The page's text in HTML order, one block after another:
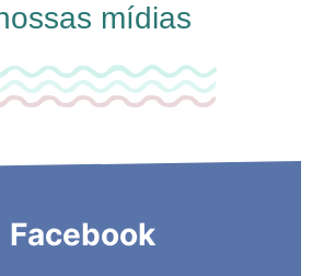
mídias
Facebook